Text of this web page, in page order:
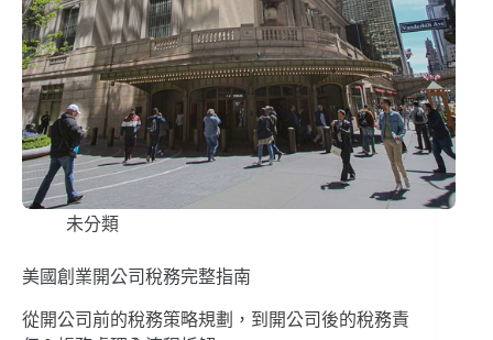
未分類
美國創業開公司稅務完整指南
從開公司前的稅務策略規劃，到開公司後的稅務責